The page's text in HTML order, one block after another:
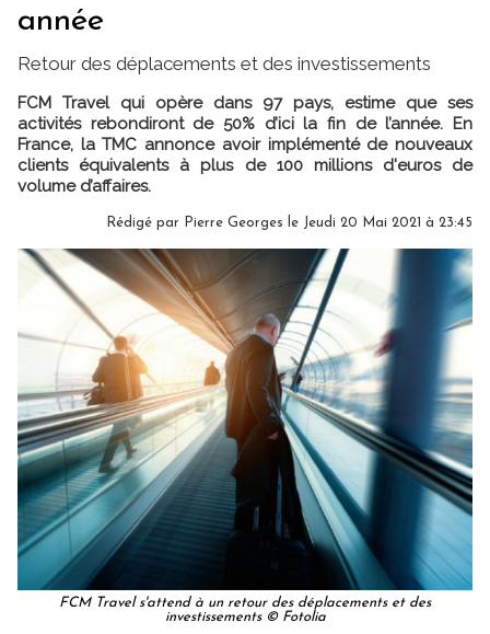
année
Retour des déplacements et des investissements
FCM Travel qui opère dans 97 pays, estime que ses
activités rebondiront de 50% d’ici la fin de l’année. En
France, la TMC annonce avoir implémenté de nouveaux
clients équivalents à plus de 100 millions d'euros de
volume d’affaires.
Rédigé par Pierre Georges le Jeudi 20 Mai 2021 à 23:45
FCM Travel s'attend à un retour des déplacements et des
investissements © Fotolia